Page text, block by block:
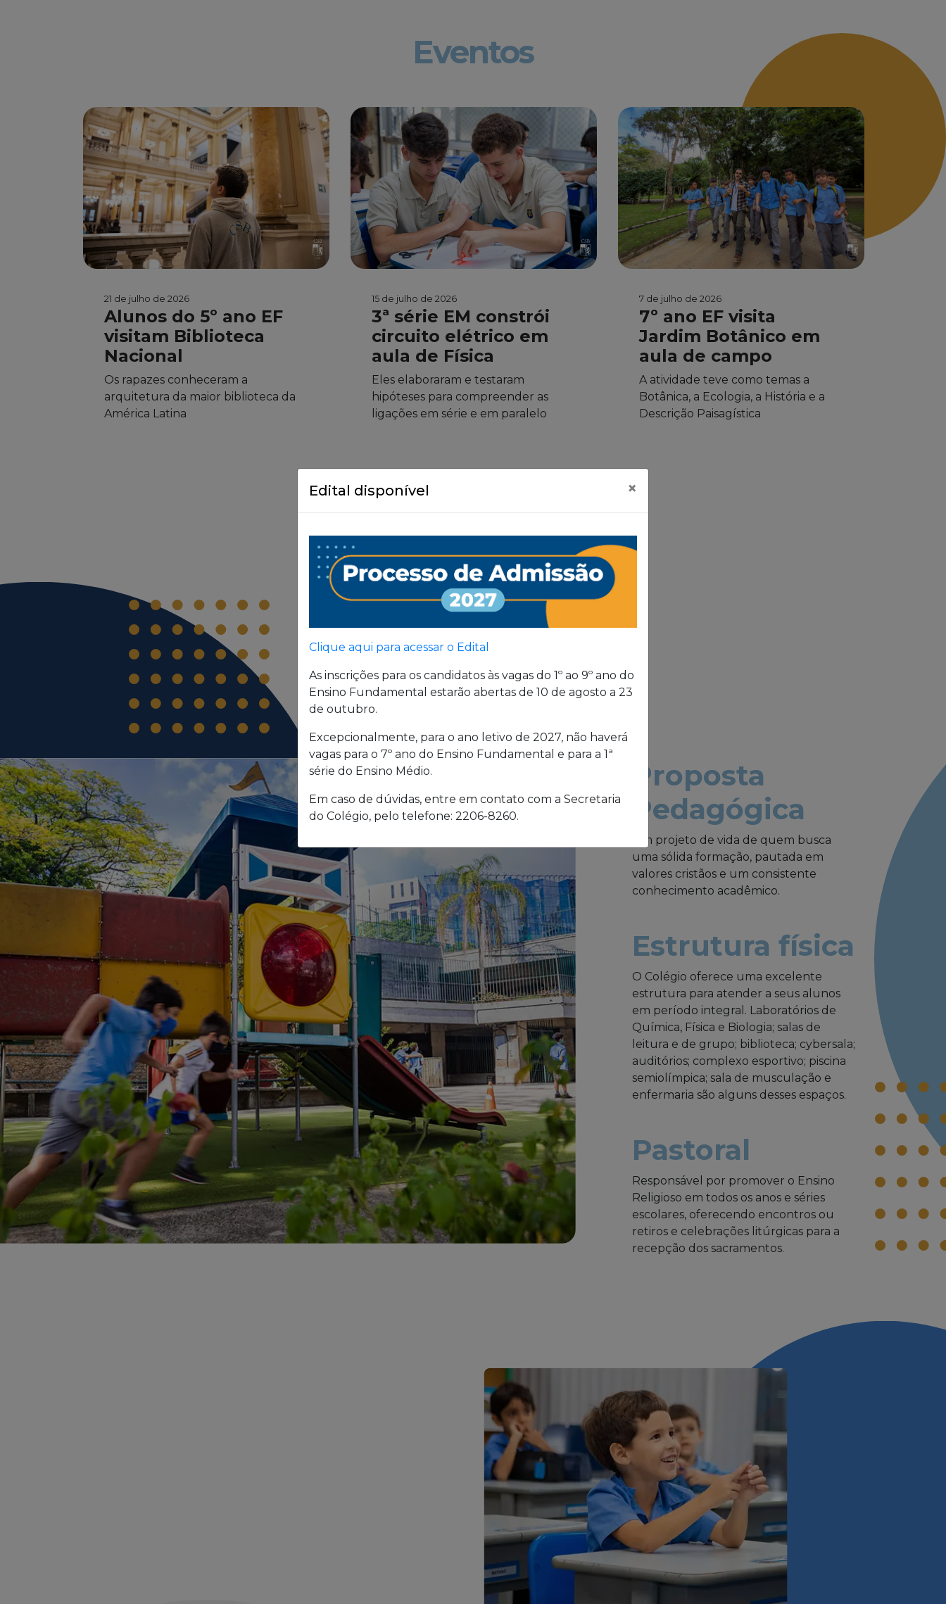
Eventos
21 de julho de 2026
Alunos do 5º ano EF
visitam Biblioteca
Nacional
Os rapazes conheceram a
arquitetura da maior biblioteca da
América Latina
15 de julho de 2026
3ª série EM constrói
circuito elétrico em
aula de Física
Eles elaboraram e testaram
hipóteses para compreender as
ligações em série e em paralelo
7 de julho de 2026
7º ano EF visita
Jardim Botânico em
aula de campo
A atividade teve como temas a
Botânica, a Ecologia, a História e a
Descrição Paisagística
Proposta
Pedagógica
Um projeto de vida de quem busca
uma sólida formação, pautada em
valores cristãos e um consistente
conhecimento acadêmico.
Estrutura física
O Colégio oferece uma excelente
estrutura para atender a seus alunos
em período integral. Laboratórios de
Química, Física e Biologia; salas de
leitura e de grupo; biblioteca; cybersala;
auditórios; complexo esportivo; piscina
semiolímpica; sala de musculação e
enfermaria são alguns desses espaços.
Pastoral
Responsável por promover o Ensino
Religioso em todos os anos e séries
escolares, oferecendo encontros ou
retiros e celebrações litúrgicas para a
recepção dos sacramentos.
Edital disponível ×
Clique aqui para acessar o Edital
As inscrições para os candidatos às vagas do 1º ao 9º ano do
Ensino Fundamental estarão abertas de 10 de agosto a 23
de outubro.
Excepcionalmente, para o ano letivo de 2027, não haverá
vagas para o 7º ano do Ensino Fundamental e para a 1ª
série do Ensino Médio.
Em caso de dúvidas, entre em contato com a Secretaria
do Colégio, pelo telefone: 2206-8260.